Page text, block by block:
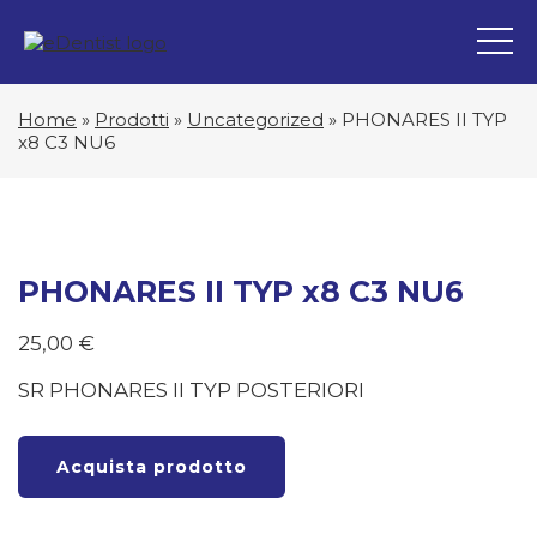
Home » Prodotti » Uncategorized » PHONARES II TYP
x8 C3 NU6
PHONARES II TYP x8 C3 NU6
25,00 €
SR PHONARES II TYP POSTERIORI
Acquista prodotto